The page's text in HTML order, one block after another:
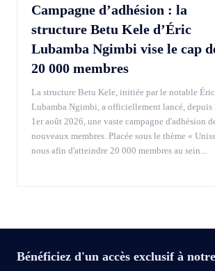
Campagne d’adhésion : la
structure Betu Kele d’Éric
Lubamba Ngimbi vise le cap
20 000 membres
La structure Betu Kele, initiée par le notable Éric
Lubamba Ngimbi, a officiellement lancé, depuis
1er août 2026, une vaste campagne d'adhésion
nouveaux membres. Placée sous le thème «
nous afin d'atteindre 20 000 membres au sein...
Bénéficiez d'un accès exclusif à